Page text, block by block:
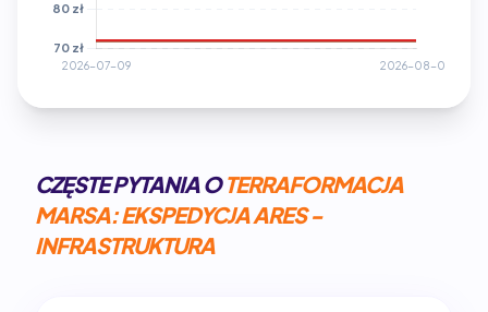
CZĘSTE PYTANIA OTERRAFORMACJA
MARSA: EKSPEDYCJA ARES -
INFRASTRUKTURA